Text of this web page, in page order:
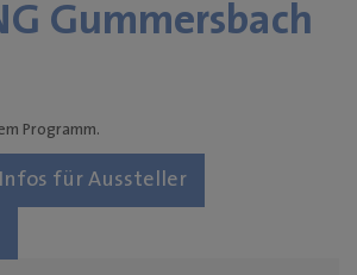
"Zukunftsfähige
Gummersbach
Programm.
Infos für Aussteller